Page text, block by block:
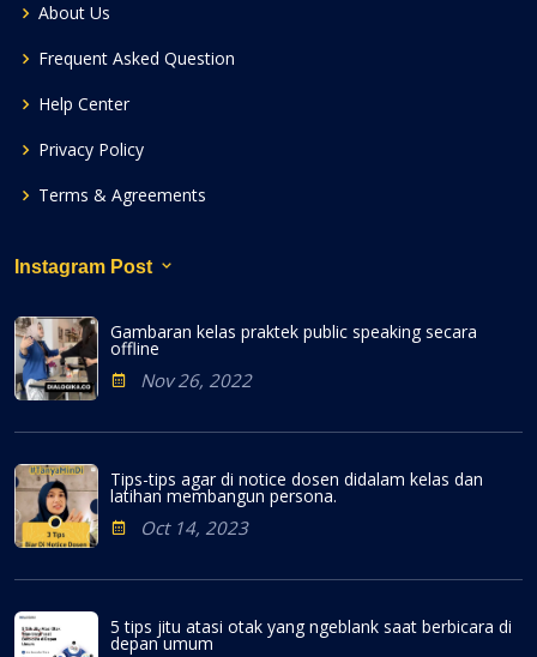
About Us
Frequent Asked Question
Help Center
Privacy Policy
Terms & Agreements
Instagram Post
Gambaran kelas praktek public speaking secara
offline
Nov 26, 2022
Tips-tips agar di notice dosen didalam kelas dan
latihan membangun persona.
Oct 14, 2023
5 tips jitu atasi otak yang ngeblank saat berbicara di
depan umum